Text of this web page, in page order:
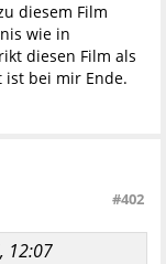
diesem Film
wie in
diesen Film als
bei mir Ende.
#402
12:07